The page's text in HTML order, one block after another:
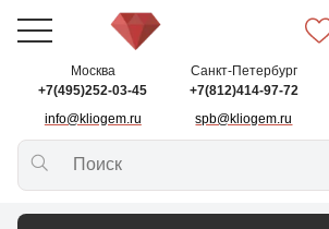
Москва
+7(495)252-03-45
info@kliogem.ru
Санкт-Петербург
+7(812)414-97-72
spb@kliogem.ru